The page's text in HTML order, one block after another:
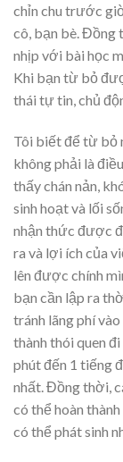
chỉn chu trước
cô, bạn bè. Đồng
nhịp với bài học
Khi bạn từ bỏ
thái tự tin, chủ
Tôi biết để từ bỏ
không phải là
thấy chán nản,
sinh hoạt và lối
nhận thức được
ra và lợi ích của
lên được chính
bạn cần lập ra
tránh lãng phí
thành thói quen
phút đến 1 tiếng
nhất. Đồng thời,
có thể hoàn
có thể phát sinh